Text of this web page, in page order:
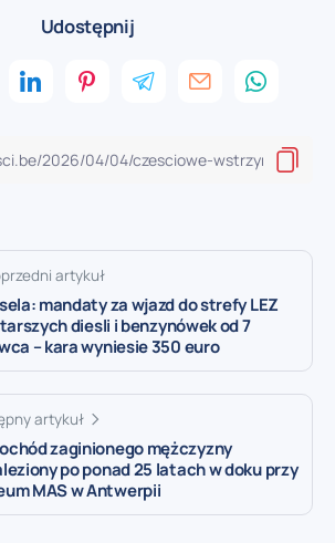
Udostępnij
artykuł
mandaty za wjazd do strefy LEZ
diesli i benzynówek od 7
– kara wyniesie 350 euro
artykuł
zaginionego mężczyzny
po ponad 25 latach w doku przy
MAS w Antwerpii